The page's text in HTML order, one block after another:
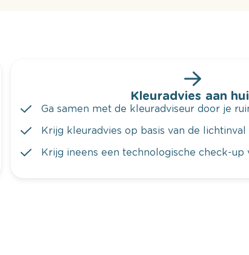
Kleuradvies aan
Ga samen met de kleuradviseur door je
Krijg kleuradvies op basis van de lichtinval
Krijg ineens een technologische check-up